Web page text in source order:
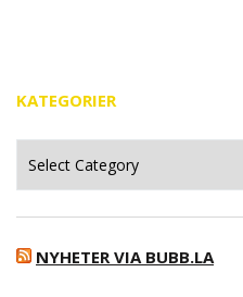
KATEGORIER
NYHETER VIA BUBB.LA